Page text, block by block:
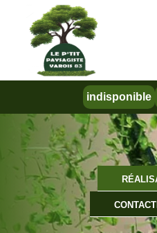
indisponible